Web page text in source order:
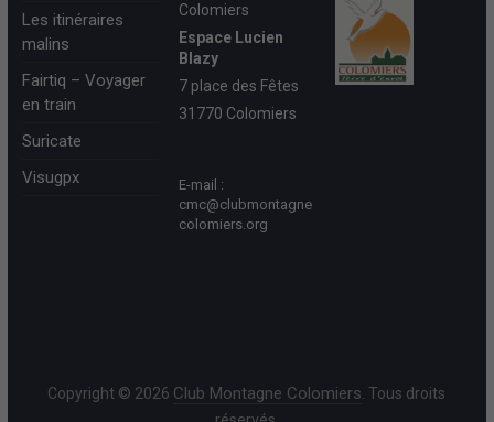
Les itinéraires
malins
Fairtiq – Voyager
en train
Suricate
Visugpx
Colomiers
Espace Lucien
Blazy
7 place des Fêtes
31770 Colomiers
E-mail :
cmc@clubmontagne
colomiers.org
Copyright © 2026 Club Montagne Colomiers. Tous droits